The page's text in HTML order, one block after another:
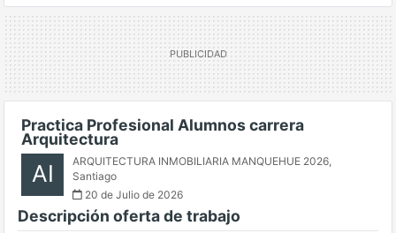
Practica Profesional Alumnos carrera
Arquitectura
AI ARQUITECTURA INMOBILIARIA MANQUEHUE 2026,
Santiago
20 de Julio de 2026
Descripción oferta de trabajo